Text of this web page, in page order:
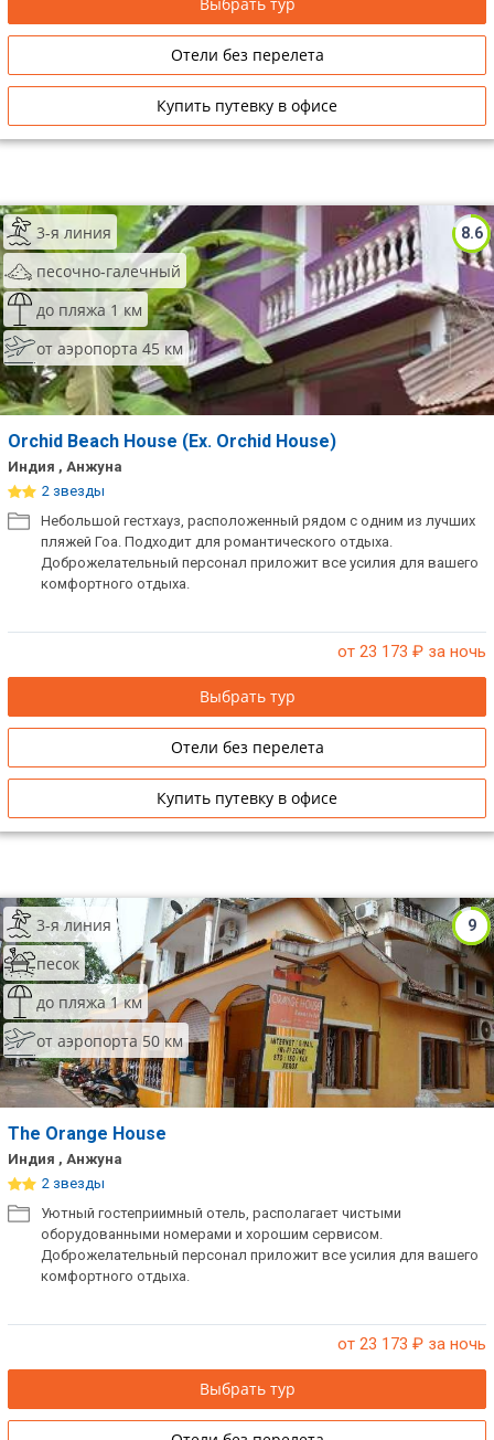
Отели без перелета
Купить путевку в офисе
8.6
3-я линия
песочно-галечный
до пляжа 1 км
от аэропорта 45 км
Orchid Beach House (Ex. Orchid House)
Индия , Анжуна
2 звезды
Небольшой гестхауз, расположенный рядом с одним из лучших
пляжей Гоа. Подходит для романтического отдыха.
Доброжелательный персонал приложит все усилия для вашего
комфортного отдыха.
от 23 173 ₽ за ночь
Выбрать тур
Отели без перелета
Купить путевку в офисе
9
3-я линия
песок
до пляжа 1 км
от аэропорта 50 км
The Orange House
Индия , Анжуна
2 звезды
Уютный гостеприимный отель, располагает чистыми
оборудованными номерами и хорошим сервисом.
Доброжелательный персонал приложит все усилия для вашего
комфортного отдыха.
от 23 173 ₽ за ночь
Выбрать тур